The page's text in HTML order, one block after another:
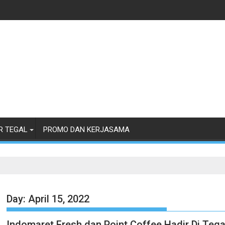
TEGAL PROMO DAN KERJASAMA
Day:April 15, 2022